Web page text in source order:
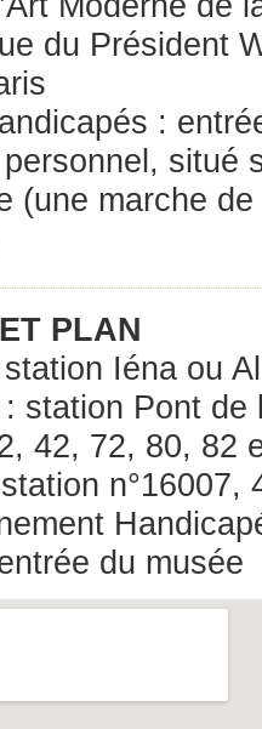
du Président
:
personnel,
(une marche
PLAN
Iéna ou
station Pont de
42, 72, 80, 82
n°16007,
du musée